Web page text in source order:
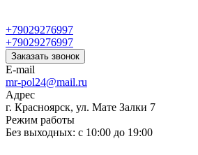
+79029276997
+79029276997
Заказать звонок
E-mail
mr-pol24@mail.ru
Адрес
г. Красноярск, ул. Мате Залки 7
Режим работы
Без выходных: с 10:00 до 19:00